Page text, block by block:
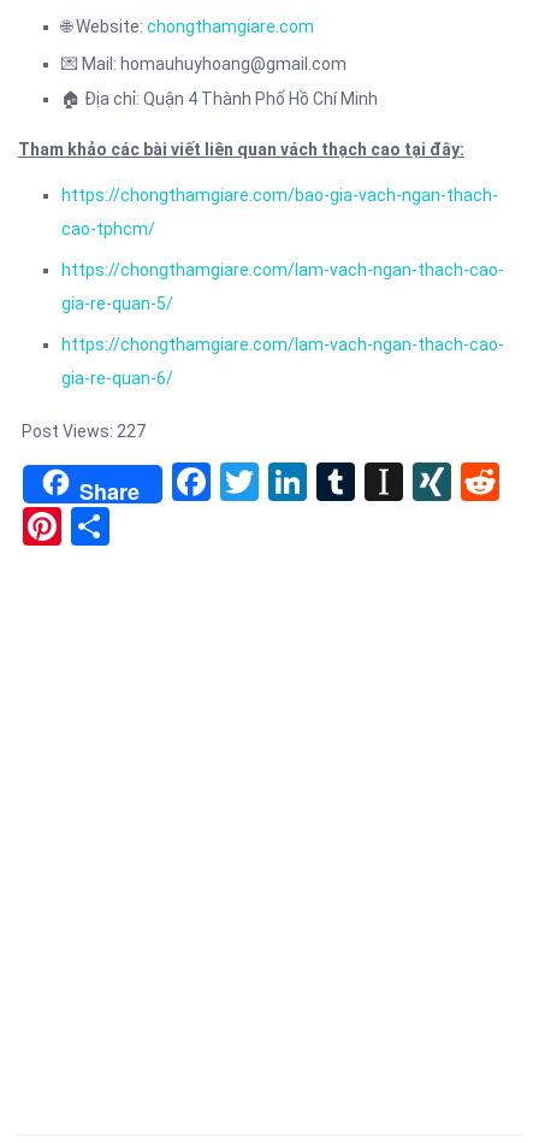
🌐 Website: chongthamgiare.com
💌 Mail: homauhuyhoang@gmail.com
🏠 Địa chỉ: Quận 4 Thành Phố Hồ Chí Minh
Tham khảo các bài viết liên quan vách thạch cao tại đây:
https://chongthamgiare.com/bao-gia-vach-ngan-thach-
cao-tphcm/
https://chongthamgiare.com/lam-vach-ngan-thach-cao-
gia-re-quan-5/
https://chongthamgiare.com/lam-vach-ngan-thach-cao-
gia-re-quan-6/
Post Views: 227
Share Facebook
TwitterLinkedIn
Tumblr
Pinterest